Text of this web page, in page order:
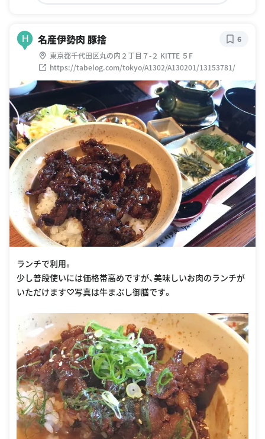
H 名産伊勢肉 豚捨
東京都千代田区丸の内２丁目７-２ KITTE ５F
https://tabelog.com/tokyo/A1302/A130201/13153781/
6
ランチで利用。
少し普段使いには価格帯高めですが、美味しいお肉のランチが
いただけます♡写真は牛まぶし御膳です。